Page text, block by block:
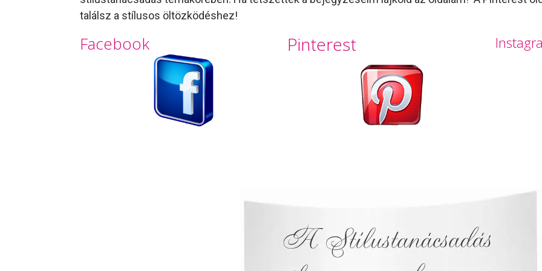
találsz a stílusos öltözködéshez!
Facebook Pinterest